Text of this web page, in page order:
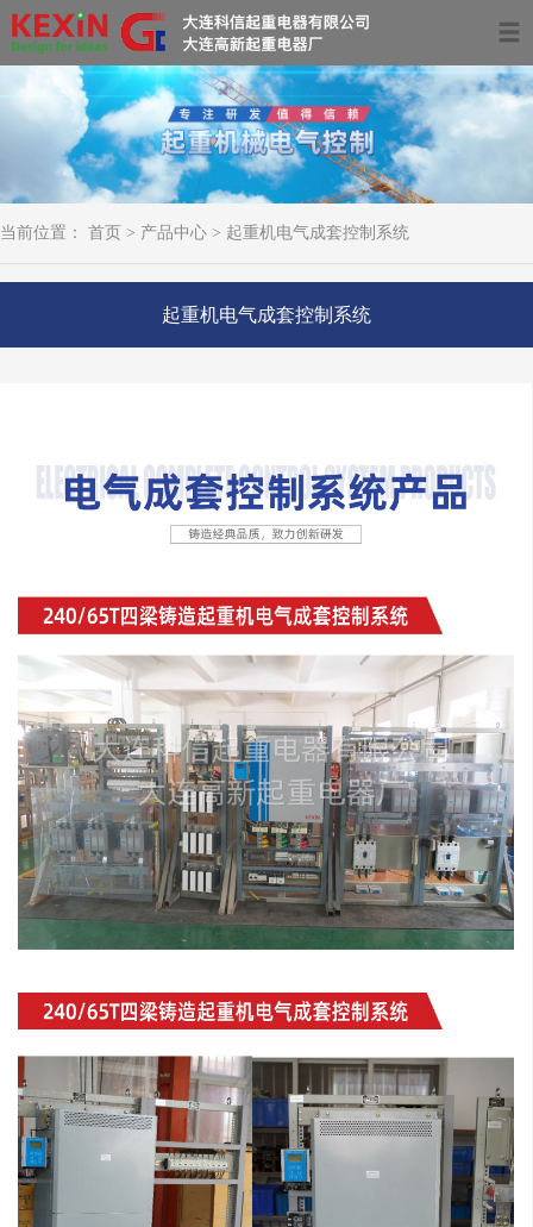
首页
关于我们
产品中心
服务领域及案例
当前位置： 首页 > 产品中心 > 起重机电气成套控制系统
起重机电气成套控制系统